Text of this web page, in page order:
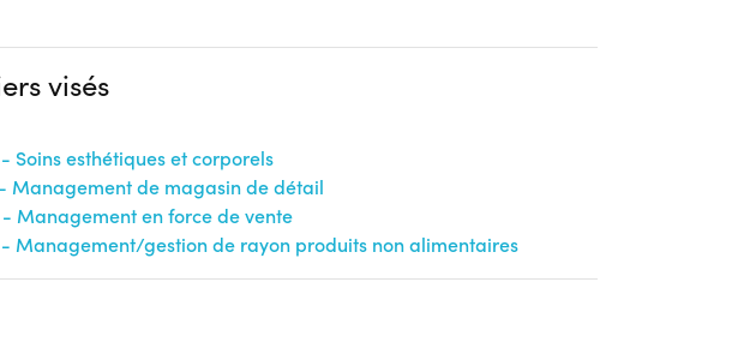
visés
- Soins esthétiques et corporels
- Management de magasin de détail
- Management en force de vente
- Management/gestion de rayon produits non alimentaires